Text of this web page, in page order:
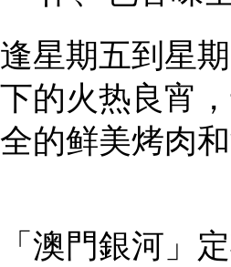
逢星期五到星
下的火热良宵
全的鲜美烤肉
「澳門銀河」